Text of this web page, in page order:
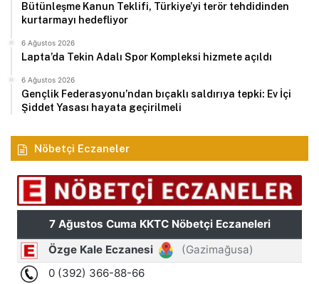
Bütünleşme Kanun Teklifi, Türkiye’yi terör tehdidinden
kurtarmayı hedefliyor
6 Ağustos 2026
Lapta’da Tekin Adalı Spor Kompleksi hizmete açıldı
6 Ağustos 2026
Gençlik Federasyonu’ndan bıçaklı saldırıya tepki: Ev İçi
Şiddet Yasası hayata geçirilmeli
Nöbetçi Eczaneler